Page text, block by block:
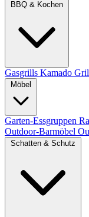
Gasgrills Kamado
Garten-Essgruppen
Outdoor-Barmöbel